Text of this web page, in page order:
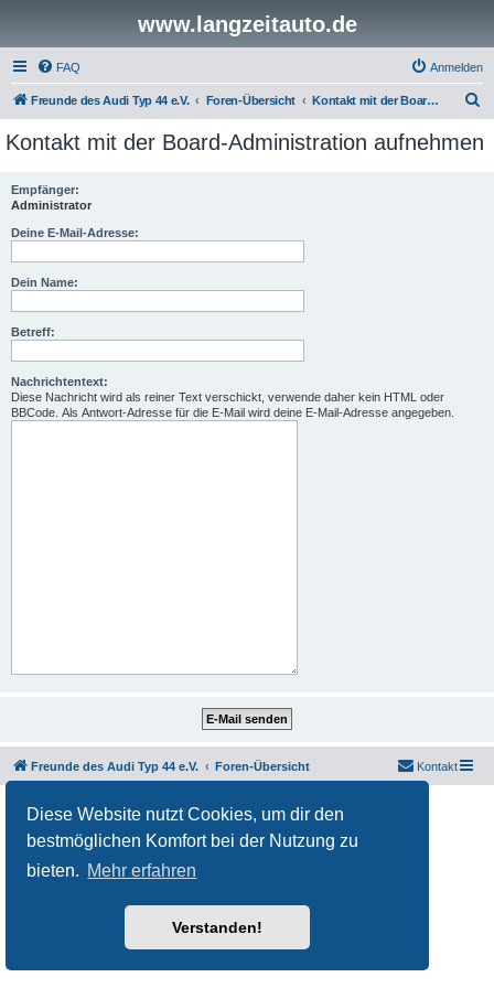
Diese Website nutzt Cookies, um dir den
bestmöglichen Komfort bei der Nutzung zu
bieten. Mehr erfahren
Verstanden!
www.langzeitauto.de
FAQ Anmelden
Freunde des Audi Typ 44 e.V. Foren-Übersicht Kontakt mit der Board-Administration aufnehmen
c
Kontakt mit der Board-Administration aufnehmen
Empfänger:
Administrator
Deine E-Mail-Adresse:
Dein Name:
Betreff:
Nachrichtentext:
Diese Nachricht wird als reiner Text verschickt, verwende daher kein HTML oder
BBCode. Als Antwort-Adresse für die E-Mail wird deine E-Mail-Adresse angegeben.
Freunde des Audi Typ 44 e.V. Foren-Übersicht Kontakt
Powered by phpBB
® Forum Software © phpBB Limited
Deutsche Übersetzung durch
Datenschutz|Nutzungsbedingungen